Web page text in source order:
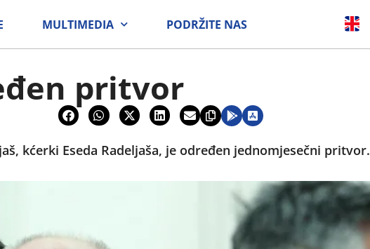
MULTIMEDIA PODRŽITE NAS
pritvor
kćerki Eseda Radeljaša, je određen jednomjesečni pritvor.